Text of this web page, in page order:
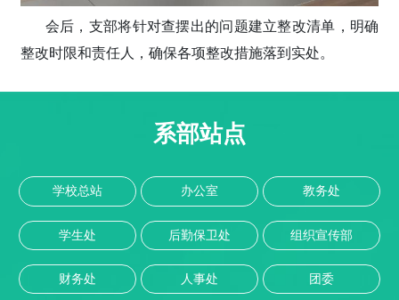
会后，支部将针对查摆出的问题建立整改清单，明确
整改时限和责任人，确保各项整改措施落到实处。
系部站点
学校总站 办公室 教务处
学生处 后勤保卫处 组织宣传部
财务处 人事处 团委